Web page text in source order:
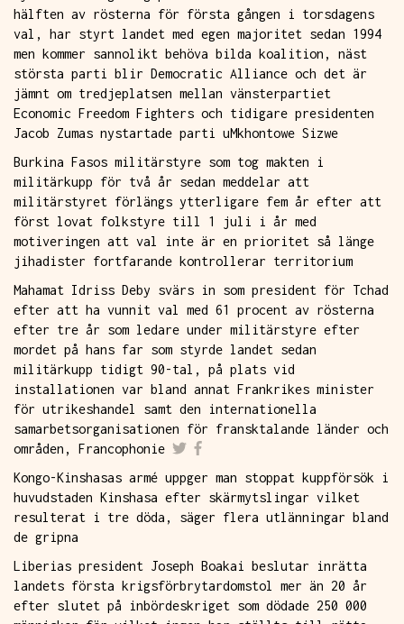
hälften av rösterna för första gången i torsdagens
val, har styrt landet med egen majoritet sedan 1994
men kommer sannolikt behöva bilda koalition, näst
största parti blir Democratic Alliance och det är
jämnt om tredjeplatsen mellan vänsterpartiet
Economic Freedom Fighters och tidigare presidenten
Jacob Zumas nystartade parti uMkhontowe Sizwe
Burkina Fasos militärstyre som tog makten i
militärkupp för två år sedan meddelar att
militärstyret förlängs ytterligare fem år efter att
först lovat folkstyre till 1 juli i år med
motiveringen att val inte är en prioritet så länge
jihadister fortfarande kontrollerar territorium
Mahamat Idriss Deby svärs in som president för Tchad
efter att ha vunnit val med 61 procent av rösterna
efter tre år som ledare under militärstyre efter
mordet på hans far som styrde landet sedan
militärkupp tidigt 90-tal, på plats vid
installationen var bland annat Frankrikes minister
för utrikeshandel samt den internationella
samarbetsorganisationen för fransktalande länder och
områden, Francophonie
Kongo-Kinshasas armé uppger man stoppat kuppförsök i
huvudstaden Kinshasa efter skärmytslingar vilket
resulterat i tre döda, säger flera utlänningar bland
de gripna
Liberias president Joseph Boakai beslutar inrätta
landets första krigsförbrytardomstol mer än 20 år
efter slutet på inbördeskriget som dödade 250 000